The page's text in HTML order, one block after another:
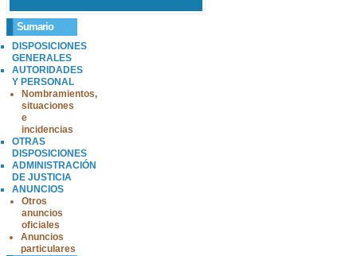
Sumario
DISPOSICIONES
GENERALES
AUTORIDADES
Y PERSONAL
Nombramientos,
situaciones
e
incidencias
OTRAS
DISPOSICIONES
ADMINISTRACIÓN
DE JUSTICIA
ANUNCIOS
Otros
anuncios
oficiales
Anuncios
particulares